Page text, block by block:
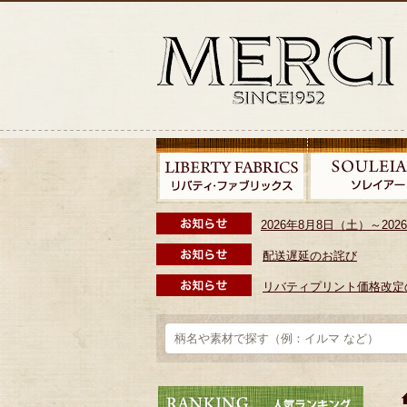
2026年8月8日（土）～
配送遅延のお詫び
リバティプリント価格改